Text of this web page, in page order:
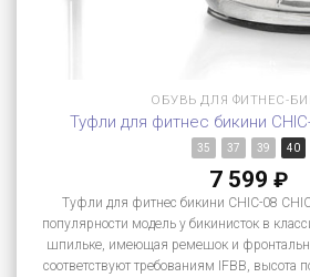
ОБУВЬ ДЛЯ ФИТНЕС-
Туфли для фитнес бикини
35 37 39 40
7 599 ₽
Туфли для фитнес бикини CHIC-08
популярности модель у бикинисток в
шпильке, имеющая ремешок и
соответствуют требованиям IFBB, высота